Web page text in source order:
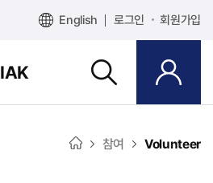
English 로그인 회원가입
IAK
참여 Volunteer